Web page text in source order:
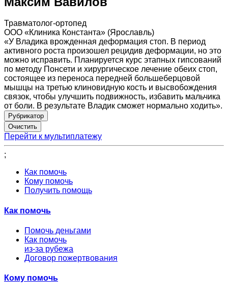
Травматолог-ортопед
ООО «Клиника Константа» (Ярославль)
«У Владика врожденная деформация стоп. В период
активного роста произошел рецидив деформации, но это
можно исправить. Планируется курс этапных гипсований
по методу Понсети и хирургическое лечение обеих стоп,
состоящее из переноса передней большеберцовой
мышцы на третью клиновидную кость и высвобождения
связок, чтобы улучшить подвижность, избавить мальчика
от боли. В результате Владик сможет нормально ходить».
Рубрикатор
Перейти к мультиплатежу
;
Как помочь
Кому помочь
Получить помощь
Как помочь
Помочь деньгами
Как помочь
из-за рубежа
Договор пожертвования
Кому помочь